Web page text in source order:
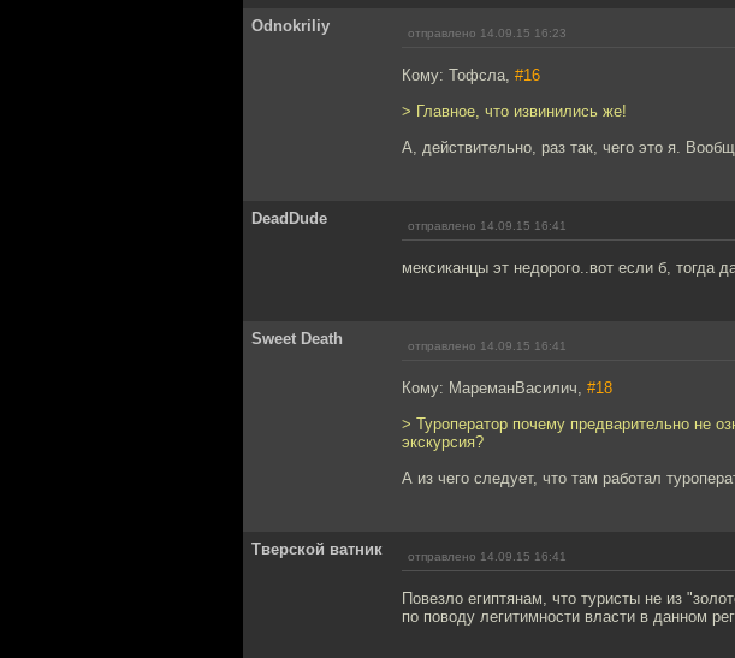
Odnokriliy отправлено 14.09.15 16:23
Кому: Тофсла, #16
> Главное, что извинились же!
А, действительно, раз так, чего это я.
DeadDude отправлено 14.09.15 16:41
мексиканцы эт недорого..вот если б, тогда
Sweet Death отправлено 14.09.15 16:41
Кому: МареманВасилич, #18
> Туроператор почему предварительно не
экскурсия?
А из чего следует, что там работал
Тверской ватник отправлено 14.09.15 16:41
Повезло египтянам, что туристы не из
по поводу легитимности власти в данном